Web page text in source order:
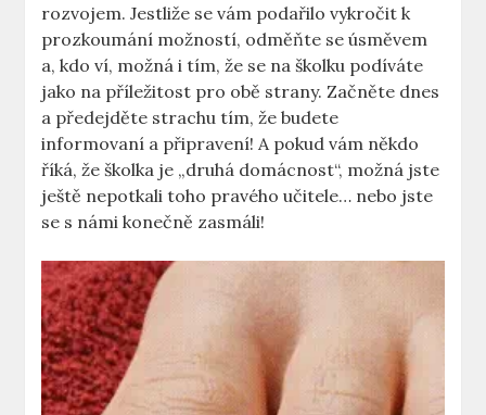
rozvojem. Jestliže se vám podařilo vykročit k
prozkoumání možností, odměňte se úsměvem
a, kdo ví, možná i tím, že se na školku podíváte
jako na příležitost pro obě strany. Začněte dnes
a předejděte strachu tím, že budete
informovaní a připravení! A pokud vám někdo
říká, že školka je „druhá domácnost“, možná jste
ještě nepotkali toho pravého učitele… nebo jste
se s námi konečně zasmáli!